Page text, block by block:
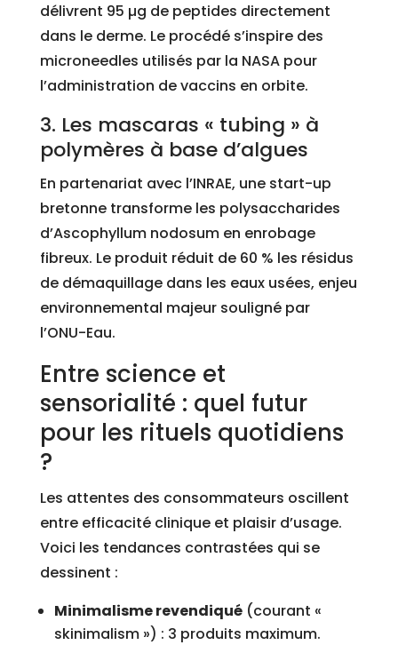
délivrent 95 µg de peptides directement
dans le derme. Le procédé s’inspire des
microneedles utilisés par la NASA pour
l’administration de vaccins en orbite.
3. Les mascaras « tubing » à
polymères à base d’algues
En partenariat avec l’INRAE, une start-up
bretonne transforme les polysaccharides
d’Ascophyllum nodosum en enrobage
fibreux. Le produit réduit de 60 % les résidus
de démaquillage dans les eaux usées, enjeu
environnemental majeur souligné par
l’ONU-Eau.
Entre science et
sensorialité : quel futur
pour les rituels quotidiens
?
Les attentes des consommateurs oscillent
entre efficacité clinique et plaisir d’usage.
Voici les tendances contrastées qui se
dessinent :
Minimalisme revendiqué(courant «
skinimalism ») : 3 produits maximum.